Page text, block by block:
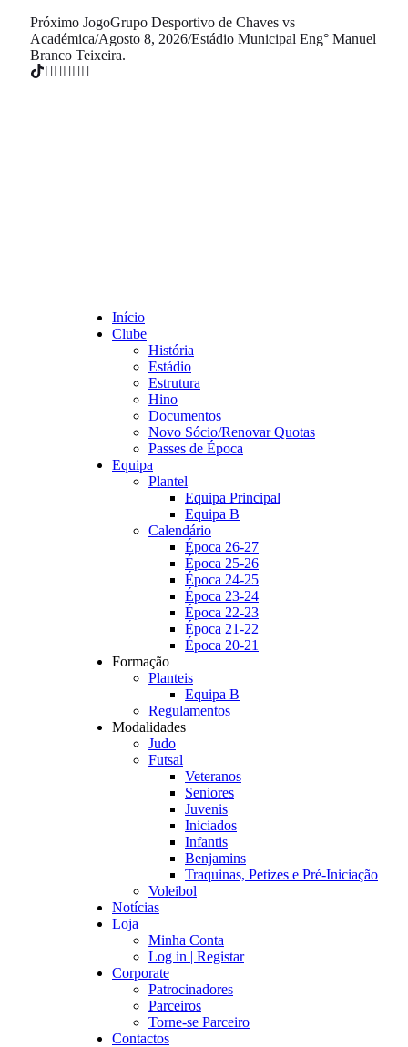
Próximo JogoGrupo Desportivo de Chaves vs
Académica/Agosto 8, 2026/Estádio Municipal Eng° Manuel
Branco Teixeira.
Início
Clube
História
Estádio
Estrutura
Hino
Documentos
Novo Sócio/Renovar Quotas
Passes de Época
Equipa
Plantel
Equipa Principal
Equipa B
Calendário
Época 26-27
Época 25-26
Época 24-25
Época 23-24
Época 22-23
Época 21-22
Época 20-21
Formação
Planteis
Equipa B
Regulamentos
Modalidades
Judo
Futsal
Veteranos
Seniores
Juvenis
Iniciados
Infantis
Benjamins
Traquinas, Petizes e Pré-Iniciação
Voleibol
Notícias
Loja
Minha Conta
Log in | Registar
Corporate
Patrocinadores
Parceiros
Torne-se Parceiro
Contactos